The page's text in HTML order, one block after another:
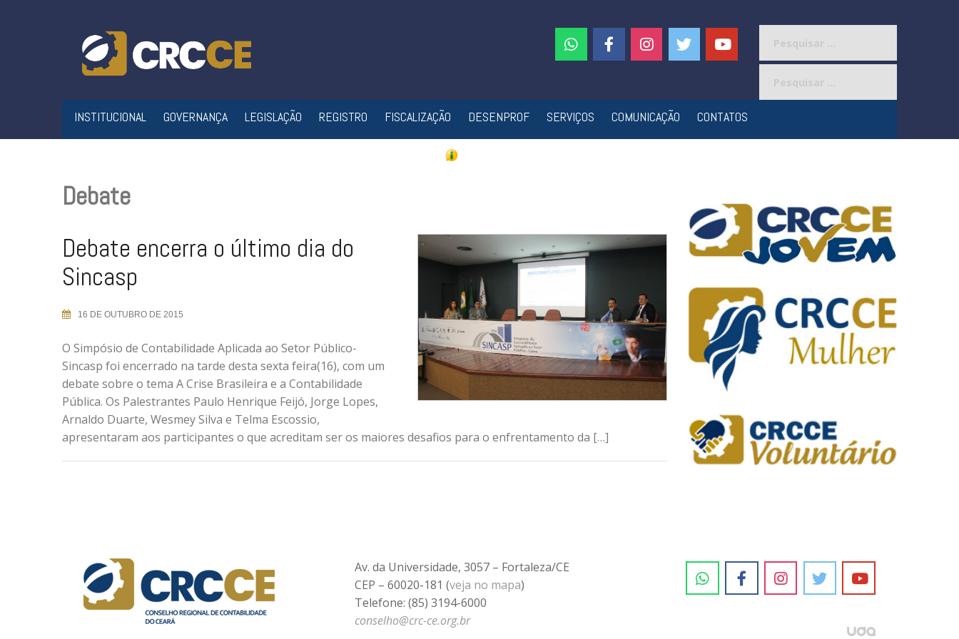
INSTITUCIONAL GOVERNANÇA LEGISLAÇÃO REGISTRO FISCALIZAÇÃO DESENPROF SERVIÇOS COMUNICAÇÃO CONTATOS
Debate
Debate encerra o último dia do
Sincasp
16 DE OUTUBRO DE 2015
O Simpósio de Contabilidade Aplicada ao Setor Público-
Sincasp foi encerrado na tarde desta sexta feira(16), com um
debate sobre o tema A Crise Brasileira e a Contabilidade
Pública. Os Palestrantes Paulo Henrique Feijó, Jorge Lopes,
Arnaldo Duarte, Wesmey Silva e Telma Escossio,
apresentaram aos participantes o que acreditam ser os maiores desafios para o enfrentamento da […]
Av. da Universidade, 3057 – Fortaleza/CE
CEP – 60020-181 (veja no mapa)
Telefone: (85) 3194-6000
conselho@crc-ce.org.br